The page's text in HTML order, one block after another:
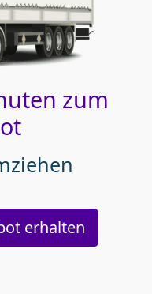
zum
erhalten